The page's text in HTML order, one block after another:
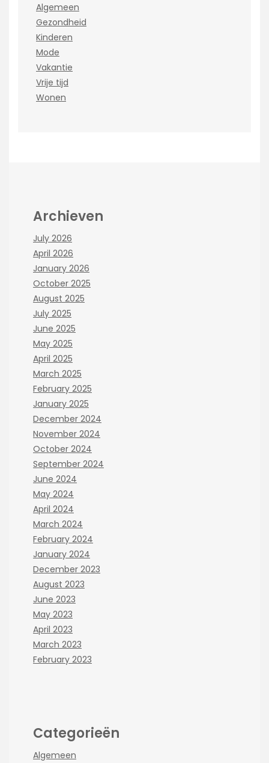
Algemeen
Gezondheid
Kinderen
Mode
Vakantie
Vrije tijd
Wonen
Archieven
July 2026
April 2026
January 2026
October 2025
August 2025
July 2025
June 2025
May 2025
April 2025
March 2025
February 2025
January 2025
December 2024
November 2024
October 2024
September 2024
June 2024
May 2024
April 2024
March 2024
February 2024
January 2024
December 2023
August 2023
June 2023
May 2023
April 2023
March 2023
February 2023
Categorieën
Algemeen